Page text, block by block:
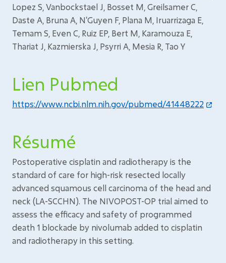
Lopez S, Vanbockstael J, Bosset M, Greilsamer C,
Daste A, Bruna A, N'Guyen F, Plana M, Iruarrizaga E,
Temam S, Even C, Ruiz EP, Bert M, Karamouza E,
Thariat J, Kazmierska J, Psyrri A, Mesia R, Tao Y
Lien Pubmed
https://www.ncbi.nlm.nih.gov/pubmed/41448222
Résumé
Postoperative cisplatin and radiotherapy is the
standard of care for high-risk resected locally
advanced squamous cell carcinoma of the head and
neck (LA-SCCHN). The NIVOPOST-OP trial aimed to
assess the efficacy and safety of programmed
death 1 blockade by nivolumab added to cisplatin
and radiotherapy in this setting.